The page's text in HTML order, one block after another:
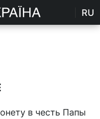
RU
в честь Папы